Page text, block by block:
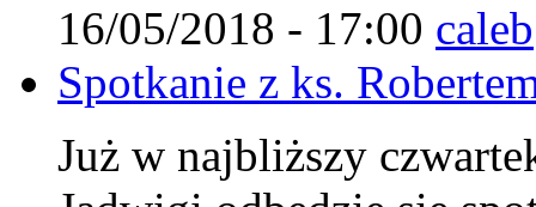
16/05/2018 - 17:00 caleb
Spotkanie z ks.
Już w najbliższy